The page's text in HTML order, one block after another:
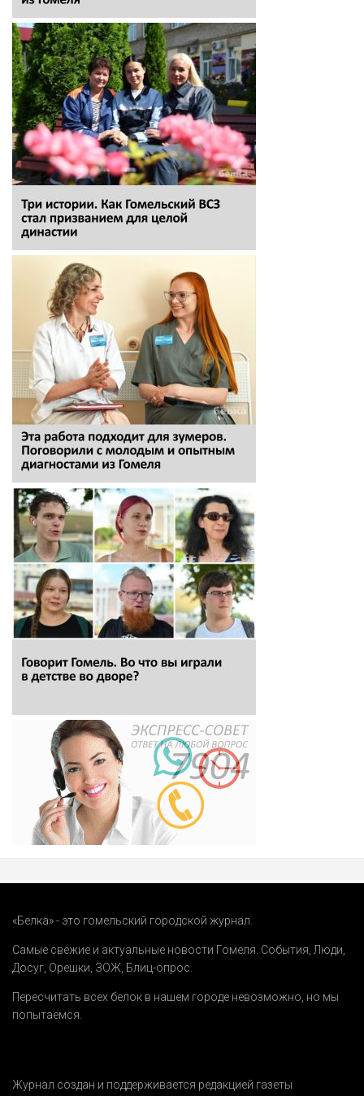
«Белка» - это гомельский городской журнал.
Самые свежие и актуальные новости Гомеля. События Люди
Досуг Орешки ЗОЖ Блиц-опрос
Пересчитать всех белок в нашем городе невозможно, но мы
попытаемся.
Журнал создан и поддерживается редакцией газеты